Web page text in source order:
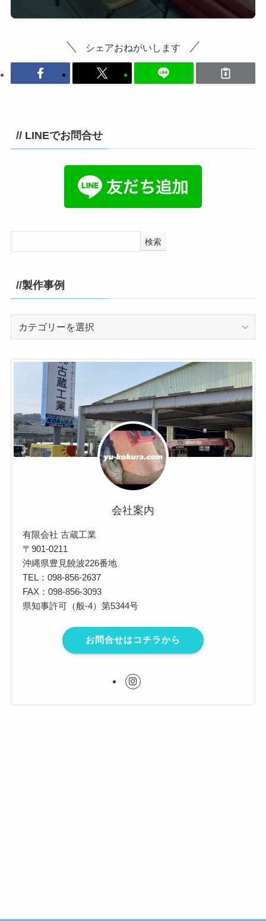
シェアおねがいします
// LINEでお問合せ
検索
//製作事例
事
会社案内
有限会社 古蔵工業
〒901-0211
沖縄県豊見饒波226番地
TEL：098-856-2637
FAX：098-856-3093
県知事許可（般-4）第5344号
お問合せはコチラから